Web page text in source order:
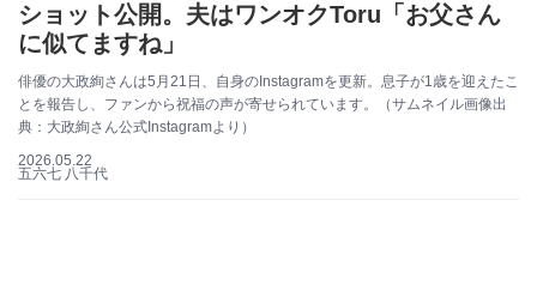
ショット公開。夫はワンオクToru「お父さん
に似てますね」
俳優の大政絢さんは5月21日、自身のInstagramを更新。息子が1歳を迎えたこ
とを報告し、ファンから祝福の声が寄せられています。（サムネイル画像出
典：大政絢さん公式Instagramより）
2026.05.22
五六七 八千代